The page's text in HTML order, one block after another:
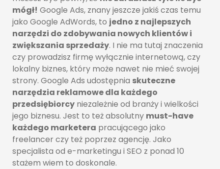
mógł! Google Ads, znany jeszcze jakiś czas temu
jako Google AdWords, to jedno z najlepszych
narzędzi do zdobywania nowych klientów i
zwiększania sprzedaży. I nie ma tutaj znaczenia
czy prowadzisz firmę wyłącznie internetową, czy
lokalny biznes, który może nawet nie mieć swojej
strony. Google Ads udostępnia skuteczne
narzędzia reklamowe dla każdego
przedsiębiorcy niezależnie od branży i wielkości
jego biznesu. Jest to też absolutny must-have
każdego marketera pracującego jako
freelancer czy też poprzez agencję. Jako
specjalista od e-marketingu i SEO z ponad 10
stażem wiem to doskonale.